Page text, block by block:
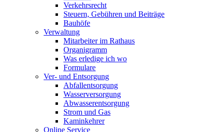
Verkehrsrecht
Steuern, Gebühren und Beiträge
Bauhöfe
Verwaltung
Mitarbeiter im Rathaus
Organigramm
Was erledige ich wo
Formulare
Ver- und Entsorgung
Abfallentsorgung
Wasserversorgung
Abwasserentsorgung
Strom und Gas
Kaminkehrer
Online Service